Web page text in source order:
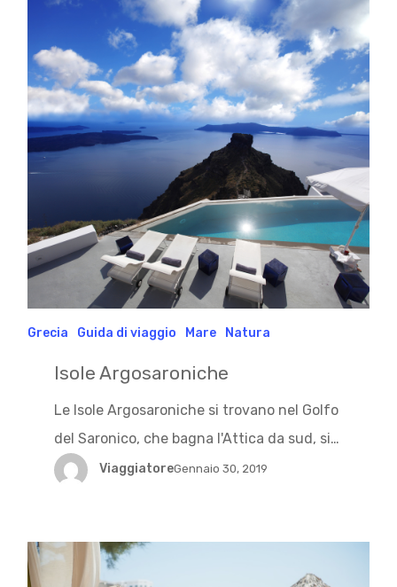
Grecia Guida di viaggio Mare Natura
Isole Argosaroniche
Le Isole Argosaroniche si trovano nel Golfo
del Saronico, che bagna l'Attica da sud, si…
ViaggiatoreGennaio 30, 2019